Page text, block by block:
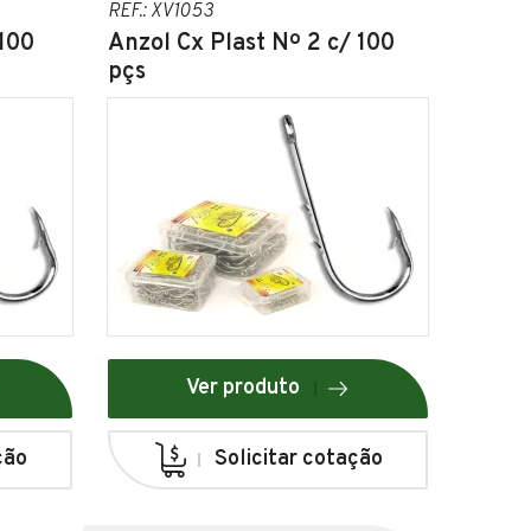
REF.: XV1053
Anzol Cx Plast Nº 2 c/ 100
pçs
Ver produto
Solicitar cotação